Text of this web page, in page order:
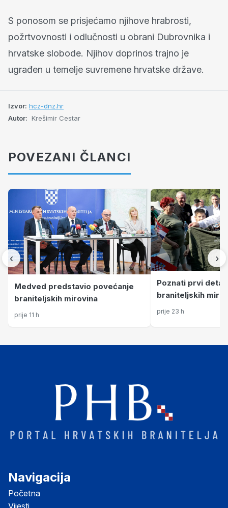
S ponosom se prisjećamo njihove hrabrosti,
požrtvovnosti i odlučnosti u obrani Dubrovnika i
hrvatske slobode. Njihov doprinos trajno je
ugrađen u temelje suvremene hrvatske države.
Izvor: hcz-dnz.hr
Autor: Krešimir Cestar
POVEZANI ČLANCI
‹
Medved predstavio povećanje
braniteljskih mirovina
prije 11 h
Poznati prvi
braniteljskih
posljednje
prije 23 h
›
Navigacija
Početna